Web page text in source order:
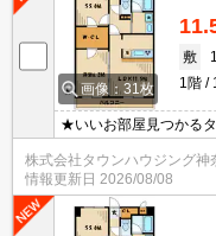
画像：31枚
敷
1階
★いいお部屋見つかる
株式会社タウンハウジング神
情報更新日 2026/08/08